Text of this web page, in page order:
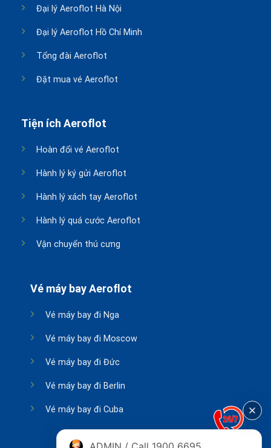
Đại lý Aeroflot Hà Nội
Đại lý Aeroflot Hồ Chí Minh
Tổng đài Aeroflot
Đặt mua vé Aeroflot
Tiện ích Aeroflot
Hoàn đổi vé Aeroflot
Hành lý ký gửi Aeroflot
Hành lý xách tay Aeroflot
Hành lý quá cước Aeroflot
Vận chuyển thú cưng
Vé máy bay Aeroflot
Vé máy bay đi Nga
Vé máy bay đi Moscow
Vé máy bay đi Đức
Vé máy bay đi Berlin
Vé máy bay đi Cuba